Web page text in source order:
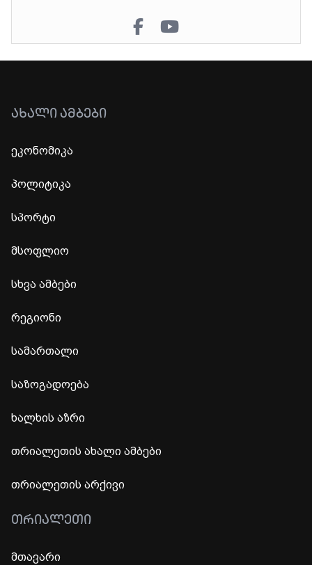
ᲐᲮᲐᲚᲘ ᲐᲛᲑᲔᲑᲘ
ეკონომიკა
პოლიტიკა
სპორტი
მსოფლიო
სხვა ამბები
რეგიონი
სამართალი
საზოგადოება
ხალხის აზრი
თრიალეთის ახალი ამბები
თრიალეთის არქივი
ᲗᲠᲘᲐᲚᲔᲗᲘ
მთავარი